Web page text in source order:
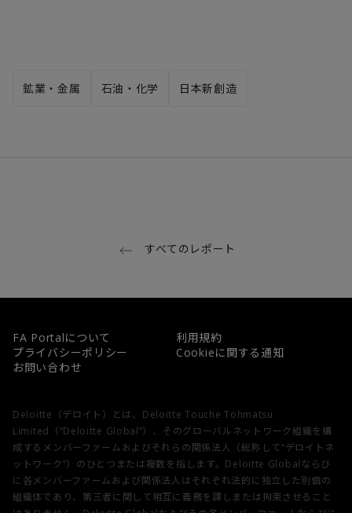
鉱業・金属 石油・化学 日本新創造
すべてのレポート
FA Portalについて
利用規約
プライバシーポリシー
Cookieに関する通知
お問い合わせ
Deloitte（デロイト）とは、Deloitte Touche Tohmatsu
Limited（“Deloitte Global”）、そのグローバルネットワーク組織を構
成するメンバーファームおよびそれらの関係法人（総称して“デロイトネ
ットワーク”）のひとつまたは複数を指します。Deloitte Globalならび
に各メンバーファームおよび関係法人はそれぞれ法的に独立した別個の
組織体であり、第三者に関して相互に義務を課しまたは拘束させること